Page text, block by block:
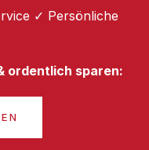
✓ Persönliche
ordentlich sparen: